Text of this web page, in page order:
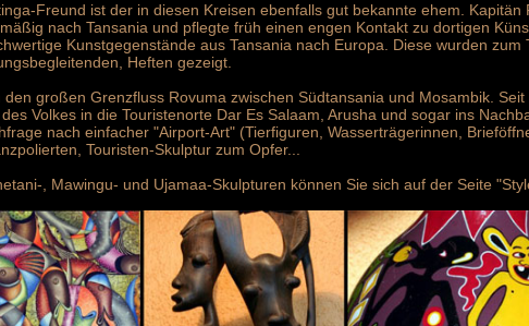
Freund ist der in diesen Kreisen ebenfalls gut bekannte ehem. Kapitän
nach Tansania und pflegte früh einen engen Kontakt zu dortigen
Kunstgegenstände aus Tansania nach Europa. Diese wurden zum
Heften gezeigt.
großen Grenzfluss Rovuma zwischen Südtansania und Mosambik. Seit
Volkes in die Touristenorte Dar Es Salaam, Arusha und sogar ins
nach einfacher "Airport-Art" (Tierfiguren, Wasserträgerinnen,
Touristen-Skulptur zum Opfer...
, Mawingu- und Ujamaa-Skulpturen können Sie sich auf der Seite